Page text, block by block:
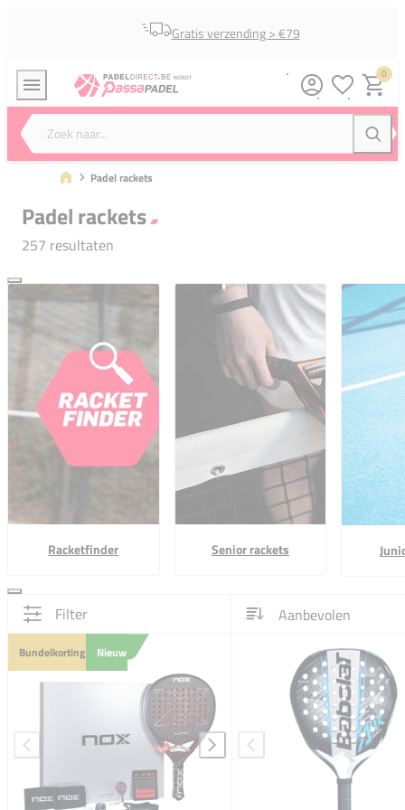
Gratis verzending > €79
Zoek naar...
0
Padel rackets
Padel rackets
257 resultaten
Racketfinder Senior rackets
Filter
Bundelkorting Nieuw